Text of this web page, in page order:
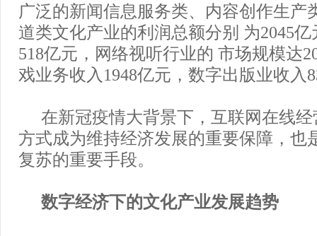
广泛的新闻信息服务类、内容创作生产
道类文化产业的利润总额分别 为2045亿
518亿元，网络视听行业的 市场规模达
戏业务收入1948亿元，数字出版业收入
在新冠疫情大背景下，互联网在线
方式成为维持经济发展的重要保障，也
复苏的重要手段。
数字经济下的文化产业发展趋势